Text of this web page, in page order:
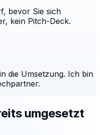
bevor Sie sich
kein Pitch-Deck.
die Umsetzung. Ich bin
umgesetzt